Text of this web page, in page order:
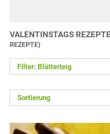
VALENTINSTAGS
REZEPTE)
Filter: Blätterteig
Sortierung